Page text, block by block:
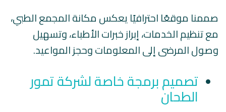
صممنا موقعًا احترافيًا يعكس مكانة المجمع الطبي،
مع تنظيم الخدمات، إبراز خبرات الأطباء، وتسهيل
وصول المرضى إلى المعلومات وحجز المواعيد.
تصميم برمجة خاصة لشركة تمور
الطحان